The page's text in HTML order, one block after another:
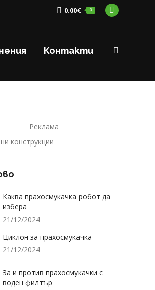
0.00€ 0
Facebook
in
window
Контакти Search:
Реклама
Каква прахосмукачка робот да
избера
21/12/2024
Циклон за прахосмукачка
21/12/2024
За и против прахосмукачки с
воден филтър